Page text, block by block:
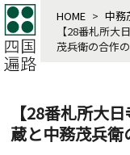
HOME > 中務
【28番札所
茂兵衛の合作
【28番札所大
蔵と中務茂兵